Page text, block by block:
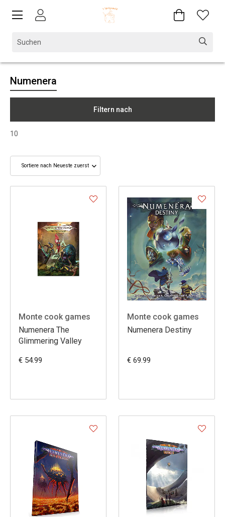
Numenera
Filtern nach
10
Monte cook games
Numenera The
Glimmering Valley
€ 54.99
Monte cook games
Numenera Destiny
€ 69.99